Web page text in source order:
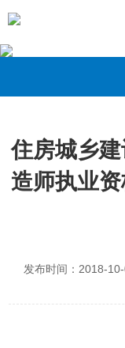
住房城乡
造师执业
发布时间：2018-